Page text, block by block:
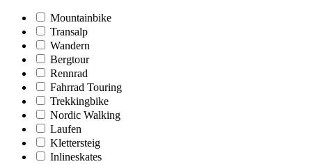
Mountainbike
Transalp
Wandern
Bergtour
Rennrad
Fahrrad Touring
Trekkingbike
Nordic Walking
Laufen
Klettersteig
Inlineskates